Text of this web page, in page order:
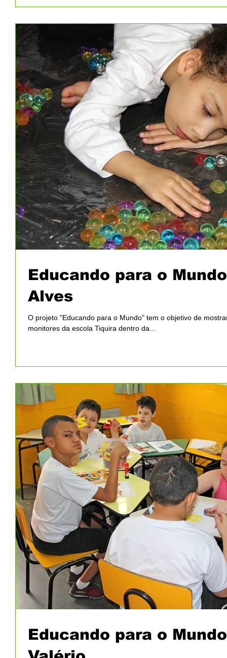
Educando para o
Alves
O projeto "Educando para o Mundo" tem o objetivo de
monitores da escola Tiquira dentro da...
Educando para o